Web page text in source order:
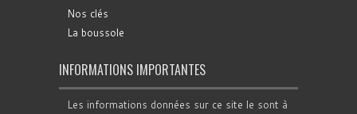
Nos clés
La boussole
INFORMATIONS IMPORTANTES
Les informations données sur ce site le sont à